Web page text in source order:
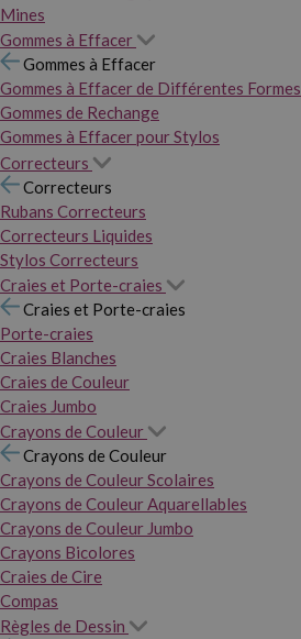
Mines
Gommes à Effacer
Gommes à Effacer
Gommes à Effacer de Différentes Formes
Gommes de Rechange
Gommes à Effacer pour Stylos
Correcteurs
Correcteurs
Rubans Correcteurs
Correcteurs Liquides
Stylos Correcteurs
Craies et Porte-craies
Craies et Porte-craies
Porte-craies
Craies Blanches
Craies de Couleur
Craies Jumbo
Crayons de Couleur
Crayons de Couleur
Crayons de Couleur Scolaires
Crayons de Couleur Aquarellables
Crayons de Couleur Jumbo
Crayons Bicolores
Craies de Cire
Compas
Règles de Dessin